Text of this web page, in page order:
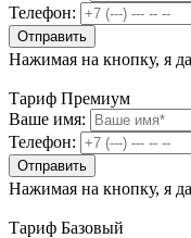
Телефон:
Нажимая на кнопку, я
Тариф Премиум
Ваше имя:
Телефон:
Нажимая на кнопку, я
Тариф Базовый